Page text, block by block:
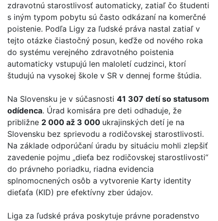
zdravotnú starostlivosť automaticky, zatiaľ čo študenti
s iným typom pobytu sú často odkázaní na komerčné
poistenie. Podľa Ligy za ľudské práva nastal zatiaľ v
tejto otázke čiastočný posun, keďže od nového roka
do systému verejného zdravotného poistenia
automaticky vstupujú len maloletí cudzinci, ktorí
študujú na vysokej škole v SR v dennej forme štúdia.
Na Slovensku je v súčasnosti 41 307 detí so statusom
odídenca. Úrad komisára pre deti odhaduje, že
približne 2 000 až 3 000 ukrajinských detí je na
Slovensku bez sprievodu a rodičovskej starostlivosti.
Na základe odporúčaní úradu by situáciu mohli zlepšiť
zavedenie pojmu „dieťa bez rodičovskej starostlivosti“
do právneho poriadku, riadna evidencia
splnomocnených osôb a vytvorenie Karty identity
dieťaťa (KID) pre efektívny zber údajov.
Liga za ľudské práva poskytuje právne poradenstvo